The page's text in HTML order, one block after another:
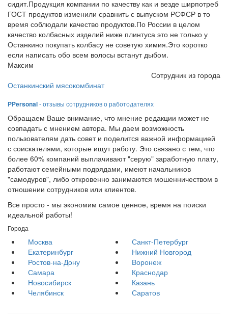
сидит.Продукция компании по качеству как и везде ширпотреб
ГОСТ продуктов изменили сравнить с выпуском РСФСР в то
время соблюдали качество продуктов.По России в целом
качество колбасных изделий ниже плинтуса это не только у
Останкино покупать колбасу не советую химия.Это коротко
если написать обо всем волосы встанут дыбом.
Максим
Сотрудник из города
Останкинский мясокомбинат
PPersonal- отзывы сотрудников о работодателях
Обращаем Ваше внимание, что мнение редакции может не
совпадать с мнением автора. Мы даем возможность
пользователям дать совет и поделится важной информацией
с соискателями, которые ищут работу. Это связано с тем, что
более 60% компаний выплачивают "серую" заработную плату,
работают семейными подрядами, имеют начальников
"самодуров", либо откровенно занимаются мошенничеством в
отношении сотрудников или клиентов.
Все просто - мы экономим самое ценное, время на поиски
идеальной работы!
Города
Москва
Санкт-Петербург
Екатеринбург
Нижний Новгород
Ростов-на-Дону
Воронеж
Самара
Краснодар
Новосибирск
Казань
Челябинск
Саратов